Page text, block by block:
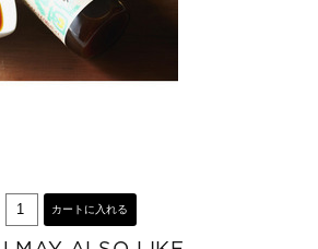
カートに入れる